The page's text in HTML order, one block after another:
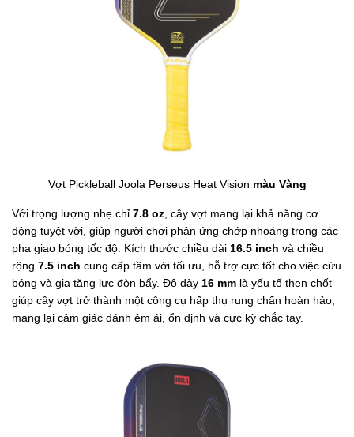
Vợt Pickleball Joola Perseus Heat Vision màu Vàng
Với trọng lượng nhẹ chỉ 7.8 oz , cây vợt mang lại khả năng cơ
động tuyệt vời, giúp người chơi phản ứng chớp nhoáng trong các
pha giao bóng tốc độ. Kích thước chiều dài 16.5 inch và chiều
rộng 7.5 inch cung cấp tầm với tối ưu, hỗ trợ cực tốt cho việc cứu
bóng và gia tăng lực đòn bẩy. Độ dày 16 mm là yếu tố then chốt
giúp cây vợt trở thành một công cụ hấp thụ rung chấn hoàn hảo,
mang lại cảm giác đánh êm ái, ổn định và cực kỳ chắc tay.